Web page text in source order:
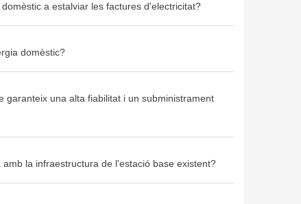
a estalviar les factures d'electricitat?
domèstic?
una alta fiabilitat i un subministrament
la infraestructura de l'estació base existent?